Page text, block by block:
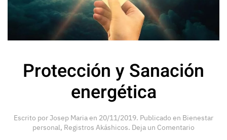
Protección y Sanación
energética
Escrito porJosep Mariaen 20/11/2019. Publicado en Bienestar
personal, Registros Akáshicos. Deja un Comentario